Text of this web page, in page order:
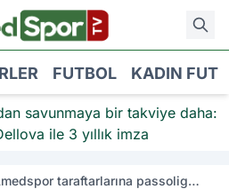
FUTBOL KADIN
savunmaya bir takviye daha:
ile 3 yıllık imza
taraftarlarına passolig